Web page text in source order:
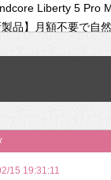
Liberty 5 Pro
製品】月額不要で自
世代の没入感と生産
率8割の壁をAIで突破
年のバレンタインは
15 19:31:11